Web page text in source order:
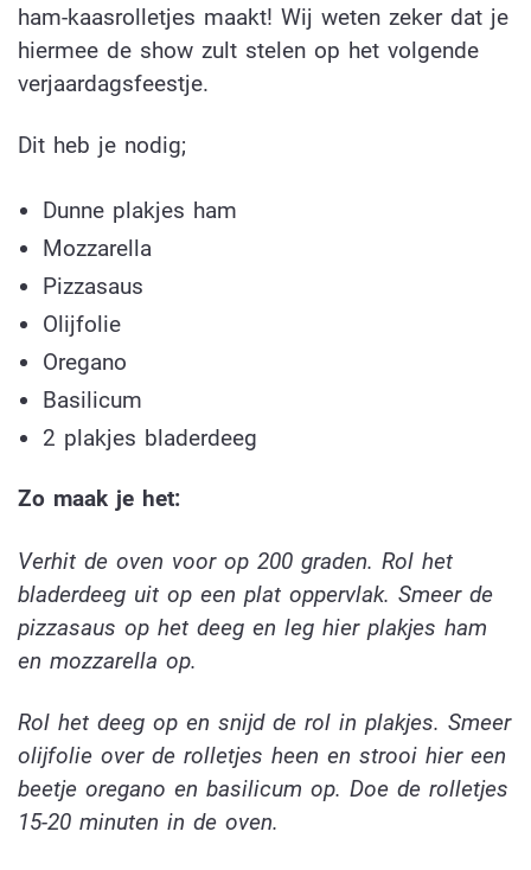
ham-kaasrolletjes maakt! Wij weten zeker dat je
hiermee de show zult stelen op het volgende
verjaardagsfeestje.
Dit heb je nodig;
Dunne plakjes ham
Mozzarella
Pizzasaus
Olijfolie
Oregano
Basilicum
2 plakjes bladerdeeg
Zo maak je het:
Verhit de oven voor op 200 graden. Rol het
bladerdeeg uit op een plat oppervlak. Smeer de
pizzasaus op het deeg en leg hier plakjes ham
en mozzarella op.
Rol het deeg op en snijd de rol in plakjes. Smeer
olijfolie over de rolletjes heen en strooi hier een
beetje oregano en basilicum op. Doe de rolletjes
15-20 minuten in de oven.